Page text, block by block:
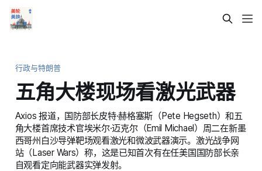
行政与特朗普
五角大楼现场看激光武器
Axios 报道，国防部长皮特·赫格塞斯（Pete Hegseth）和五
角大楼首席技术官埃米尔·迈克尔（Emil Michael）周二在新墨
西哥州白沙导弹靶场观看激光和微波武器演示。激光战争网
站（Laser Wars）称，这是已知首次有在任美国国防部长亲
自观看定向能武器实弹发射。